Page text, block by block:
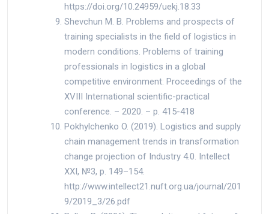
https://doi.org/10.24959/uekj.18.33
Shevchun M. B. Problems and prospects of
training specialists in the field of logistics in
modern conditions. Problems of training
professionals in logistics in a global
competitive environment: Proceedings of the
XVIII International scientific-practical
conference. – 2020. – p. 415-418
Pokhylchenko O. (2019). Logistics and supply
chain management trends in transformation
change projection of Industry 4.0. Intellect
XXI, №3, p. 149–154.
http://www.intellect21.nuft.org.ua/journal/201
9/2019_3/26.pdf